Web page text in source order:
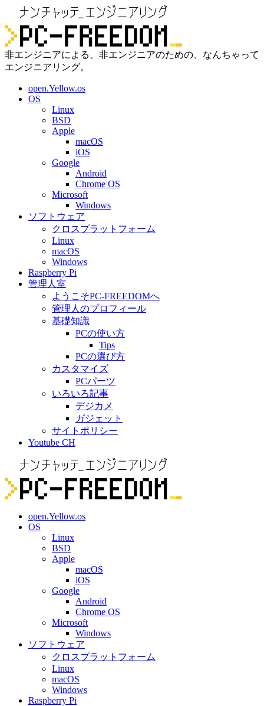
非エンジニアによる、非エンジニアのための、なんちゃって
エンジニアリング。
open.Yellow.os
OS
Linux
BSD
Apple
macOS
iOS
Google
Android
Chrome OS
Microsoft
Windows
ソフトウェア
クロスプラットフォーム
Linux
macOS
Windows
Raspberry Pi
管理人室
ようこそPC-FREEDOMへ
管理人のプロフィール
基礎知識
PCの使い方
Tips
PCの選び方
カスタマイズ
PCパーツ
いろいろ記事
デジカメ
ガジェット
サイトポリシー
Youtube CH
open.Yellow.os
OS
Linux
BSD
Apple
macOS
iOS
Google
Android
Chrome OS
Microsoft
Windows
ソフトウェア
クロスプラットフォーム
Linux
macOS
Windows
Raspberry Pi